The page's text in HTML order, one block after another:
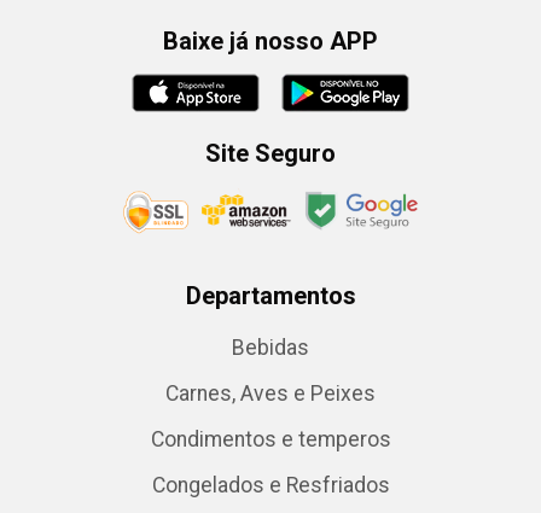
Baixe já nosso APP
Site Seguro
Departamentos
Bebidas
Carnes, Aves e Peixes
Condimentos e temperos
Congelados e Resfriados